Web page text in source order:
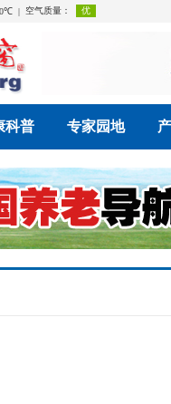
科普 专家园地